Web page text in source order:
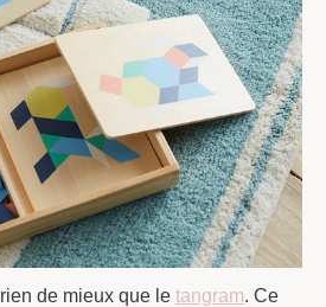
de mieux que le tangram. Ce